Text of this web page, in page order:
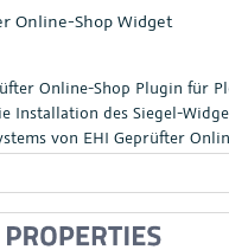
Online-Shop Widget
Online-Shop Plugin für
Installation des Siegel-
von EHI Geprüfter
Online-Shop unterstützt Sie
Shops und
erhöhen. Das Plugin ist
an die Funktionen des